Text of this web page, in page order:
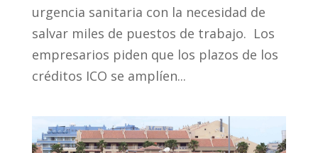
urgencia sanitaria con la necesidad de
salvar miles de puestos de trabajo. Los
empresarios piden que los plazos de los
créditos ICO se amplíen...